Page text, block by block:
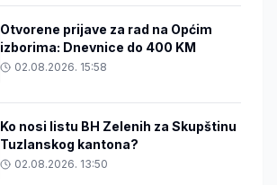
Otvorene prijave za rad na Općim
izborima: Dnevnice do 400 KM
02.08.2026. 15:58
Ko nosi listu BH Zelenih za Skupštinu
Tuzlanskog kantona?
02.08.2026. 13:50